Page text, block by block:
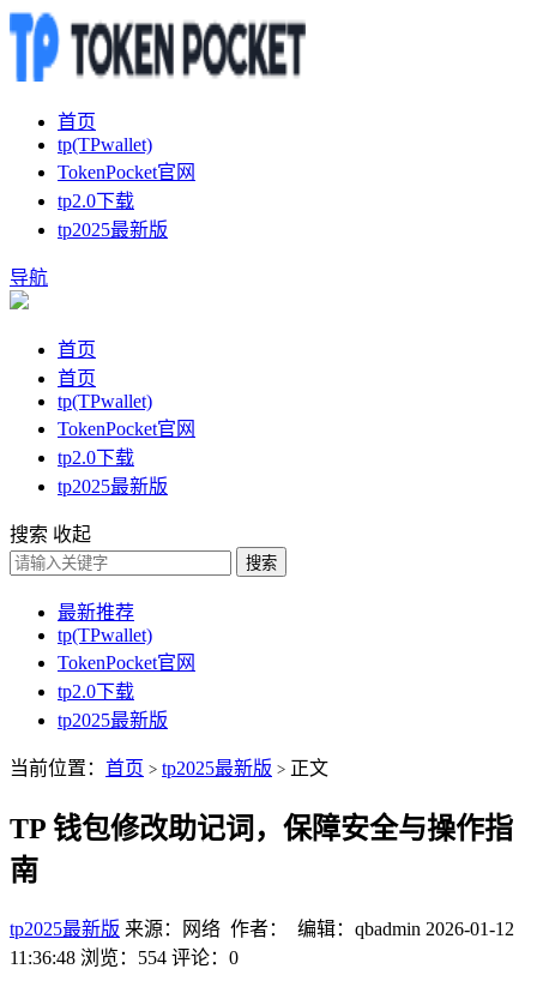
首页
tp(TPwallet)
TokenPocket官网
tp2.0下载
tp2025最新版
导航
首页
首页
tp(TPwallet)
TokenPocket官网
tp2.0下载
tp2025最新版
搜索 收起
搜索
最新推荐
tp(TPwallet)
TokenPocket官网
tp2.0下载
tp2025最新版
当前位置： 首页 > tp2025最新版 > 正文
TP 钱包修改助记词，保障安全与操作指
南
tp2025最新版 来源：网络 作者： 编辑：qbadmin 2026-01-12
11:36:48 浏览：554 评论：0